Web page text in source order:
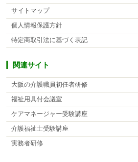
サイトマップ
個人情報保護方針
特定商取引法に基づく表記
関連サイト
大阪の介護職員初任者研修
福祉用具付会議室
ケアマネージャー受験講座
介護福祉士受験講座
実務者研修